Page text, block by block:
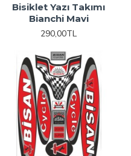
Bisiklet Yazı Takımı
Bianchi Mavi
290,00TL